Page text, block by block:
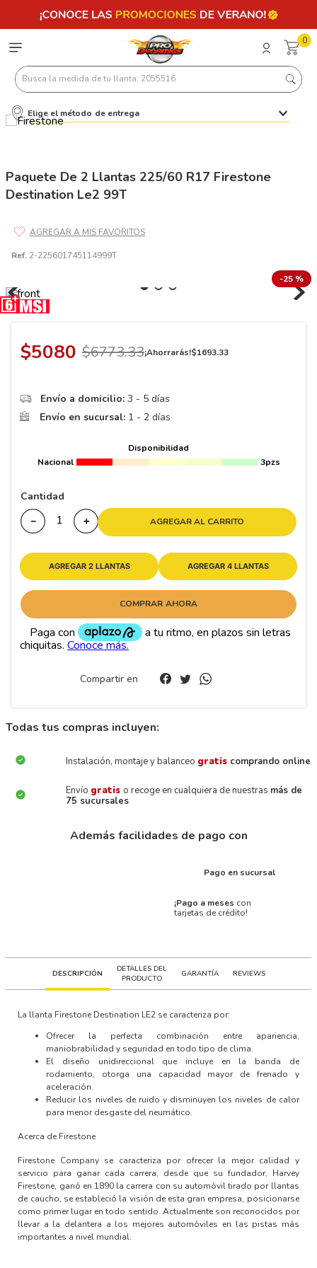
0
Busca la medida de tu llanta: 2055516
Elige el método de entrega
Paquete De 2 Llantas 225/60 R17 Firestone
Destination Le2 99T
Ref. 2-225601745114999T
-25 %
$5080 $6773.33¡Ahorrarás!$1693.33
Envío a domicilio: 3 - 5 días
Envío en sucursal: 1 - 2 días
Disponibilidad
Nacional
3pzs
Cantidad
＋
－ AGREGAR AL CARRITO
AGREGAR 2 LLANTAS AGREGAR 4 LLANTAS
COMPRAR AHORA
Compartir en
Todas tus compras incluyen:
Instalación, montaje y balanceo gratis comprando online
Envío gratis o recoge en cualquiera de nuestras más de
75 sucursales
Además facilidades de pago con
Pago en sucursal
¡Pago a meses con
tarjetas de crédito!
DESCRIPCIÓN
DETALLES DEL
PRODUCTO
GARANTÍA REVIEWS
La llanta Firestone Destination LE2 se caracteriza por:
Ofrecer la perfecta combinación entre apariencia,
maniobrabilidad y seguridad en todo tipo de clima.
El diseño unidireccional que incluye en la banda de
rodamiento, otorga una capacidad mayor de frenado y
aceleración.
Reducir los niveles de ruido y disminuyen los niveles de calor
para menor desgaste del neumático.
Acerca de Firestone
Firestone Company se caracteriza por ofrecer la mejor calidad y
servicio para ganar cada carrera, desde que su fundador, Harvey
Firestone, ganó en 1890 la carrera con su automóvil tirado por llantas
de caucho, se estableció la visión de esta gran empresa, posicionarse
como primer lugar en todo sentido. Actualmente son reconocidos por
llevar a la delantera a los mejores automóviles en las pistas más
importantes a nivel mundial.
Términos más buscados
.
7 195 65 15